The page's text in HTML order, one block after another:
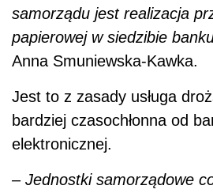
samorządu jest realizacja
papierowej w siedzibie
Anna Smuniewska-Kawka.
Jest to z zasady usługa
bardziej czasochłonna od
elektronicznej.
– Jednostki samorządowe